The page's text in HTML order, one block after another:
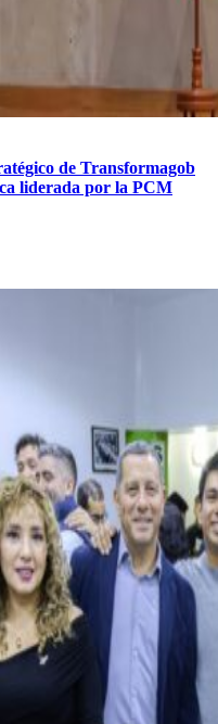
de Transformagob
liderada por la PCM